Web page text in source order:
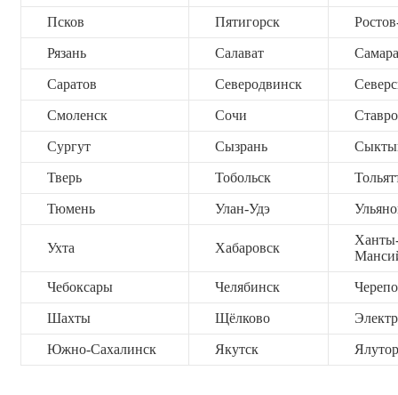
Псков Пятигорск
Рязань Салават Самара
Саратов Северодвинск
Смоленск Сочи
Сургут Сызрань
Тверь Тобольск
Тюмень Улан-Удэ
Ухта Хабаровск
Чебоксары Челябинск
Шахты Щёлково
Южно-Сахалинск Якутск